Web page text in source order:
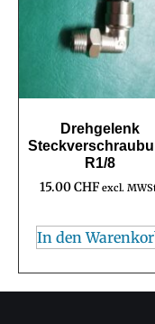
Drehgelenk
R1/8
15.00CHF excl.
In den